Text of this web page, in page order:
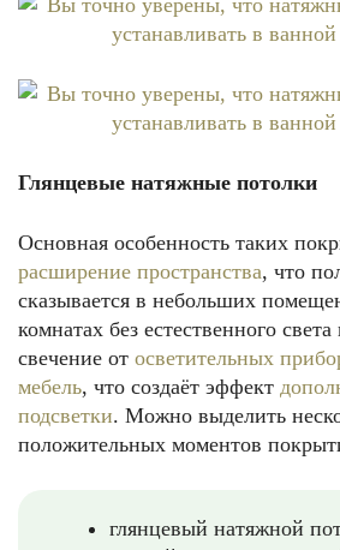
Глянцевые натяжные потолки
Основная особенность таких
расширение пространства, что
сказывается в небольших
комнатах без естественного
свечение от осветительных
мебель, что создаёт эффект
подсветки. Можно выделить
положительных моментов
глянцевый натяжной